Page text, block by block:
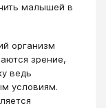
малышей в
организм
зрение,
ведь
условиям.